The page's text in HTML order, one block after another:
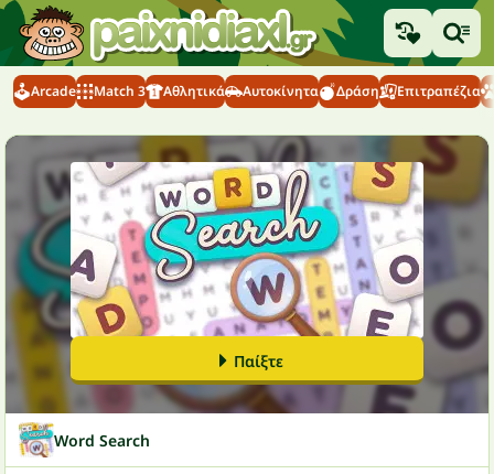
Arcade Match 3 Αθλητικά Αυτοκίνητα Δράση Επιτραπέζια
Παίξτε
Word Search